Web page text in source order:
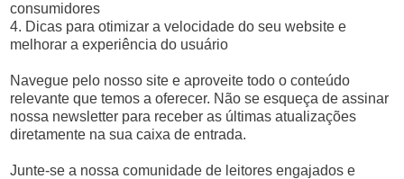
consumidores
4. Dicas para otimizar a velocidade do seu website e
melhorar a experiência do usuário
Navegue pelo nosso site e aproveite todo o conteúdo
relevante que temos a oferecer. Não se esqueça de assinar
nossa newsletter para receber as últimas atualizações
diretamente na sua caixa de entrada.
Junte-se a nossa comunidade de leitores engajados e